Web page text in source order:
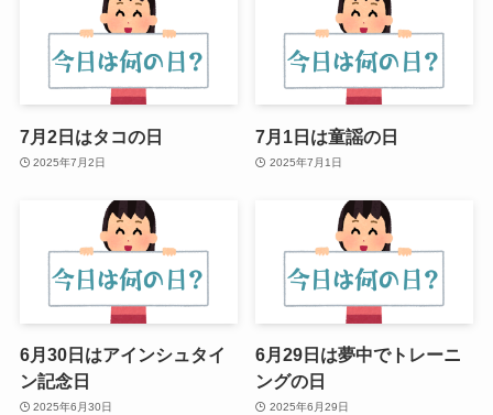
7月2日はタコの日
2025年7月2日
7月1日は童謡の日
2025年7月1日
6月30日はアインシュタイ
ン記念日
2025年6月30日
6月29日は夢中でトレーニ
ングの日
2025年6月29日